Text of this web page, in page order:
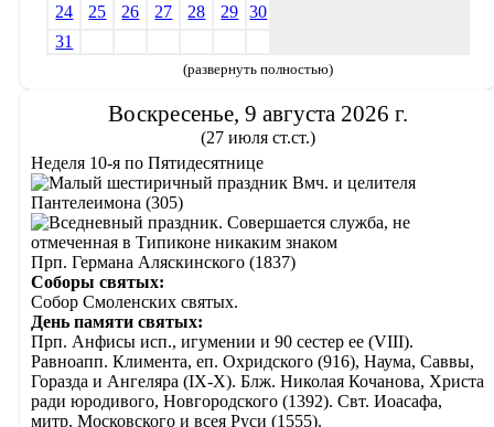
24
25 26 27 28 29
30
31
(развернуть полностью)
Воскресенье, 9 августа 2026 г.
(27 июля ст.ст.)
Неделя 10-я по Пятидесятнице
Вмч. и целителя
Пантелеимона (305)
Прп. Германа Аляскинского (1837)
Соборы святых:
Собор Смоленских святых.
День памяти святых:
Прп. Анфисы исп., игумении и 90 сестер ее (VIII).
Равноапп. Климента, еп. Охридского (916), Наума, Саввы,
Горазда и Ангеляра (IX-X). Блж. Николая Кочанова, Христа
ради юродивого, Новгородского (1392). Свт. Иоасафа,
митр. Московского и всея Руси (1555).